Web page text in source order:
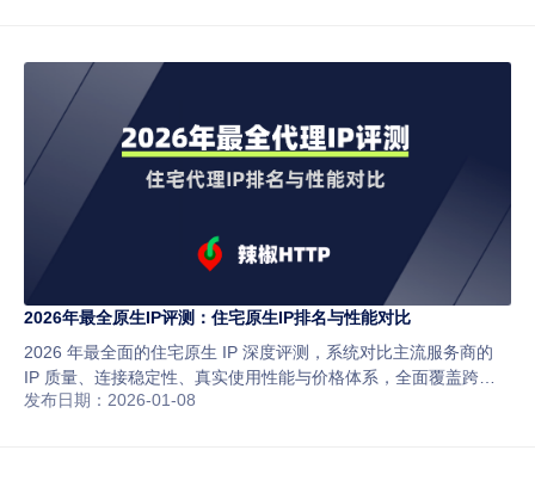
2026年最全原生IP评测：住宅原生IP排名与性能对比
2026 年最全面的住宅原生 IP 深度评测，系统对比主流服务商的
IP 质量、连接稳定性、真实使用性能与价格体系，全面覆盖跨境
电商、社媒运营与数据采集等核心应用场景。
发布日期：2026-01-08